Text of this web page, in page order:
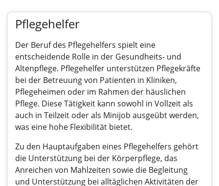
Pflegehelfer
Der Beruf des Pflegehelfers spielt eine
entscheidende Rolle in der Gesundheits- und
Altenpflege. Pflegehelfer unterstützen Pflegekräfte
bei der Betreuung von Patienten in Kliniken,
Pflegeheimen oder im Rahmen der häuslichen
Pflege. Diese Tätigkeit kann sowohl in Vollzeit als
auch in Teilzeit oder als Minijob ausgeübt werden,
was eine hohe Flexibilität bietet.
Zu den Hauptaufgaben eines Pflegehelfers gehört
die Unterstützung bei der Körperpflege, das
Anreichen von Mahlzeiten sowie die Begleitung
und Unterstützung bei alltäglichen Aktivitäten der